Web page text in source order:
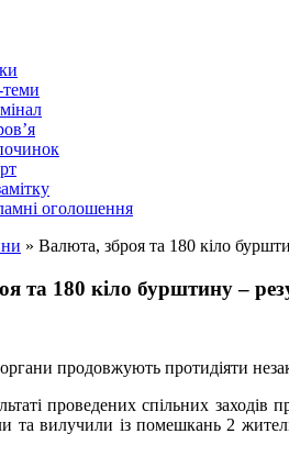
оголошення
» Валюта, зброя та 180 кіло
та 180 кіло бурштину –
продовжують протидіяти
проведених спільних заходів
та вилучили із помешкань 2